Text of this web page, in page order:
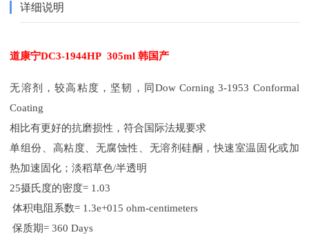
详细说明
道康宁DC3-1944HP 305ml 韩国产
无溶剂，较高粘度，坚韧，同Dow Corning 3-1953 Conformal
Coating
相比有更好的抗磨损性，符合国际法规要求
单组份、高粘度、无腐蚀性、无溶剂硅酮，快速室温固化或加
热加速固化；淡稻草色/半透明
25摄氏度的密度= 1.03
体积电阻系数= 1.3e+015 ohm-centimeters
保质期= 360 Days